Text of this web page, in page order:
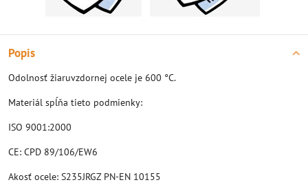
Popis
Odolnosť žiaruvzdornej ocele je 600 °C.
Materiál spĺňa tieto podmienky:
ISO 9001:2000
CE: CPD 89/106/EW6
Akosť ocele: S235JRGZ PN-EN 10155